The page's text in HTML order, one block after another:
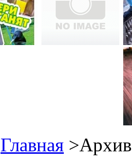
Главная >Архив